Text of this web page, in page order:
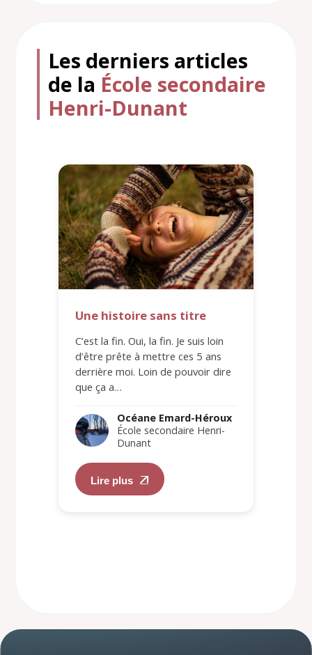
Les derniers articles
de la École secondaire
Henri-Dunant
Une histoire sans titre
C’est la fin. Oui, la fin. Je suis loin
d’être prête à mettre ces 5 ans
derrière moi. Loin de pouvoir dire
que ça a…
Océane Emard-Héroux
École secondaire Henri-
Dunant
Lire plus